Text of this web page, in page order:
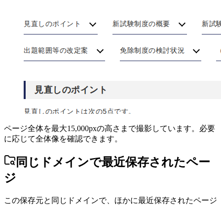
ページ全体を最大15,000pxの高さまで撮影しています。必要
に応じて全体像を確認できます。
同じドメインで最近保存されたペー
ジ
この保存元と同じドメインで、ほかに最近保存されたページ